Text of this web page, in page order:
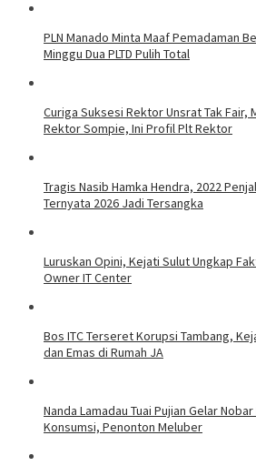
PLN Manado Minta Maaf Pemadaman
Minggu Dua PLTD Pulih Total
Curiga Suksesi Rektor Unsrat Tak
Rektor Sompie, Ini Profil Plt Rektor
Tragis Nasib Hamka Hendra, 2022
Ternyata 2026 Jadi Tersangka
Luruskan Opini, Kejati Sulut Ungkap
Owner IT Center
Bos ITC Terseret Korupsi Tambang,
dan Emas di Rumah JA
Nanda Lamadau Tuai Pujian Gelar
Konsumsi, Penonton Meluber